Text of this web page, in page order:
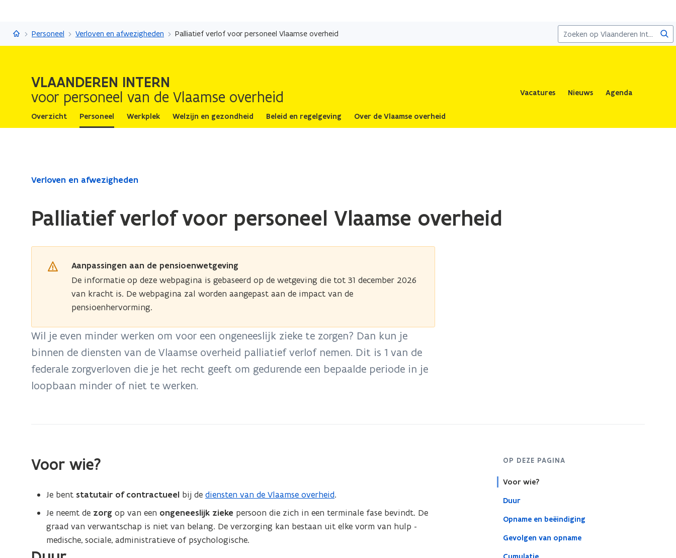
naar
Vlaanderen Intern
Personeel Verloven en afwezigheden Palliatief verlof voor personeel Vlaamse overheid
VLAANDEREN INTERN
voor personeel van de Vlaamse overheid Vacatures Nieuws Agenda
Overzicht Personeel Werkplek Welzijn en gezondheid Beleid en regelgeving Over de Vlaamse overheid
Gedaan
zich
Palliatief
Vlaamse
overheid
Verloven en afwezigheden
Palliatief verlof voor personeel Vlaamse overheid
Aanpassingen aan de pensioenwetgeving
De informatie op deze webpagina is gebaseerd op de wetgeving die tot 31 december 2026
van kracht is. De webpagina zal worden aangepast aan de impact van de
pensioenhervorming.
Wil je even minder werken om voor een ongeneeslijk zieke te zorgen? Dan kun je
binnen de diensten van de Vlaamse overheid palliatief verlof nemen. Dit is 1 van de
federale zorgverloven die je het recht geeft om gedurende een bepaalde periode in je
loopbaan minder of niet te werken.
OP DEZE PAGINA
Voor wie?
Duur
Opname en beëindiging
Gevolgen van opname
Voor wie?
Je bent statutair of contractueel bij dediensten van de Vlaamse overheid.
Je neemt de zorg op van een ongeneeslijk zieke persoon die zich in een terminale fase bevindt. De
graad van verwantschap is niet van belang. De verzorging kan bestaan uit elke vorm van hulp -
medische, sociale, administratieve of psychologische.